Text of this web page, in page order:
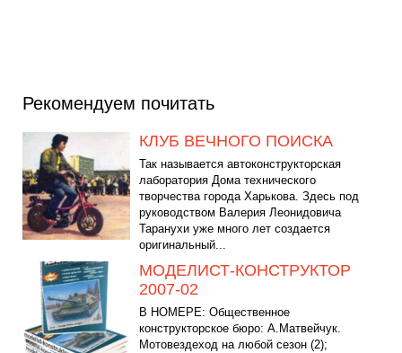
Рекомендуем почитать
КЛУБ ВЕЧНОГО ПОИСКА
Так называется автоконструкторская
лаборатория Дома технического
творчества города Харькова. Здесь под
руководством Валерия Леонидовича
Таранухи уже много лет создается
оригинальный...
МОДЕЛИСТ-КОНСТРУКТОР
2007-02
В НОМЕРЕ: Общественное
конструкторское бюро: А.Матвейчук.
Мотовездеход на любой сезон (2);